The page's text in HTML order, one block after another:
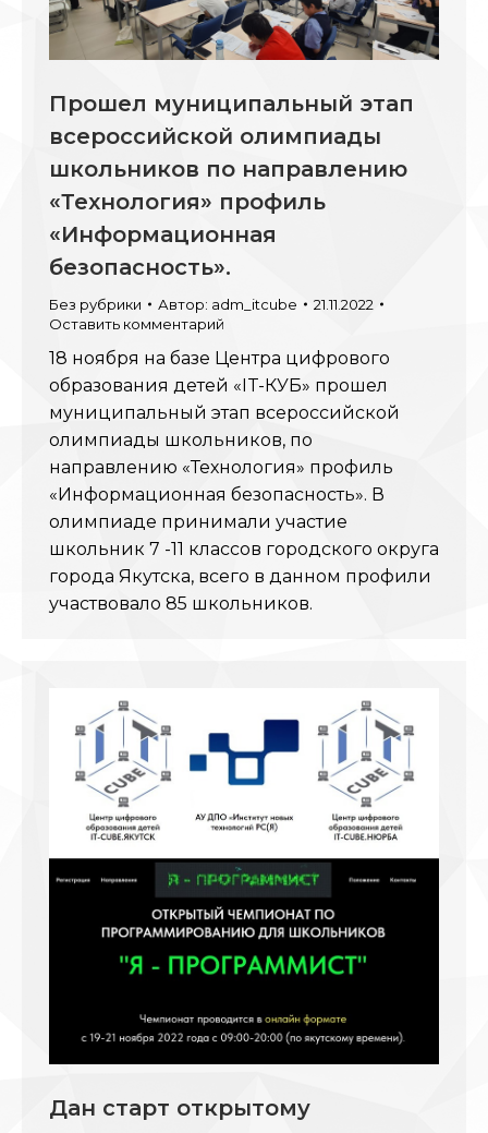
Прошел муниципальный этап
всероссийской олимпиады
школьников по направлению
«Технология» профиль
«Информационная
безопасность».
Без рубрики Автор: adm_itcube
21.11.2022
Оставить комментарий
18 ноября на базе Центра цифрового
образования детей «IT-КУБ» прошел
муниципальный этап всероссийской
олимпиады школьников, по
направлению «Технология» профиль
«Информационная безопасность». В
олимпиаде принимали участие
школьник 7 -11 классов городского округа
города Якутска, всего в данном профили
участвовало 85 школьников.
Дан старт открытому